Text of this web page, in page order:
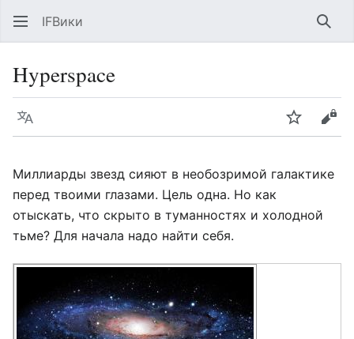
IFВики
Hyperspace
Язык Следить
Миллиарды звезд сияют в необозримой галактике
перед твоими глазами. Цель одна. Но как
отыскать, что скрыто в туманностях и холодной
тьме? Для начала надо найти себя.